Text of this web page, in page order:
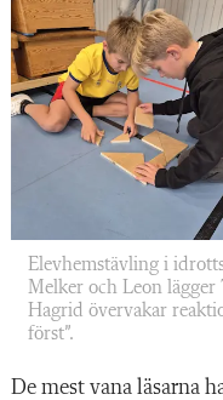
Elevhemstävling i
Melker och Leon lägger
Hagrid övervakar
först”.
De mest vana läsarna